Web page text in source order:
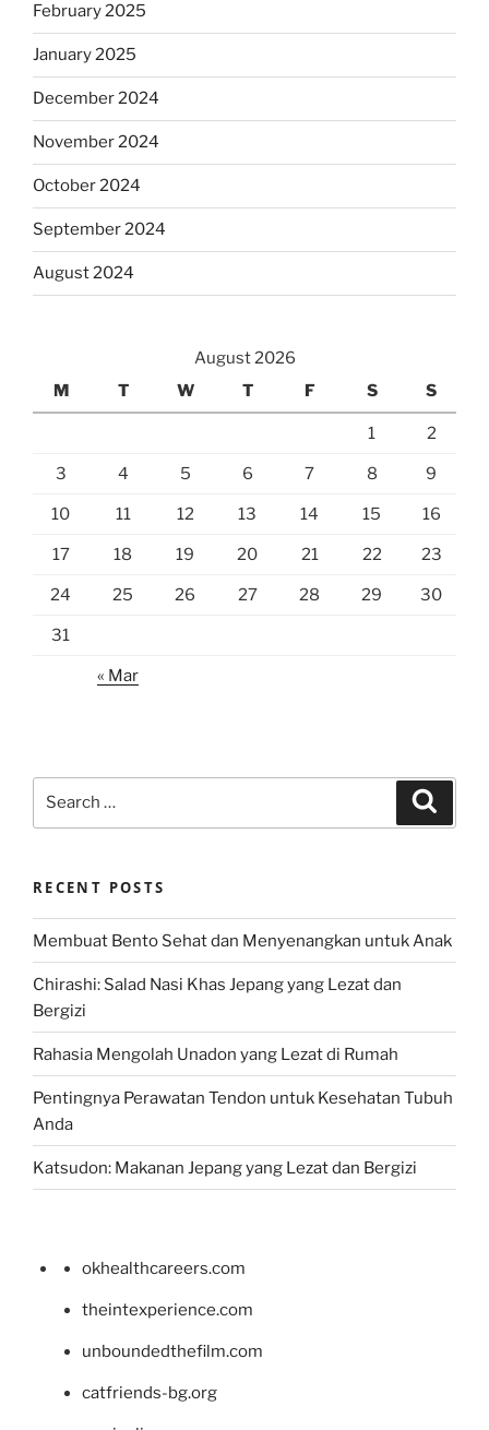
February 2025
January 2025
December 2024
November 2024
October 2024
September 2024
August 2024
August 2026
M
T W T F S S
1 2
3 4 5 6 7 8 9
10 11 12 13 14 15 16
17 18 19 20 21 22 23
24 25 26 27 28 29 30
31
« Mar
RECENT POSTS
Membuat Bento Sehat dan Menyenangkan untuk Anak
Chirashi: Salad Nasi Khas Jepang yang Lezat dan
Bergizi
Rahasia Mengolah Unadon yang Lezat di Rumah
Pentingnya Perawatan Tendon untuk Kesehatan Tubuh
Anda
Katsudon: Makanan Jepang yang Lezat dan Bergizi
okhealthcareers.com
theintexperience.com
unboundedthefilm.com
catfriends-bg.org